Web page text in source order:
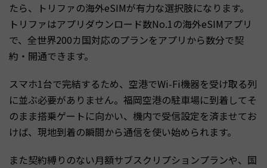
たら、トリファの海外eSIMが有力な選択肢になります。
トリファはアプリダウンロード数No.1の海外eSIMアプリ
で、全世界200カ国対応のプランをアプリから数分で契
約・開通できます。
スマホ1台で完結するため、空港でWi-Fi機器を受け取る列
に並ぶ必要がありません。福岡空港の駐車場に到着してそ
のまま搭乗ゲートに向かい、機内で受信設定を済ませてお
けば、現地到着の瞬間から通信を使い始められます。
また契約縛りのない月額サブスクリプションプランや、国